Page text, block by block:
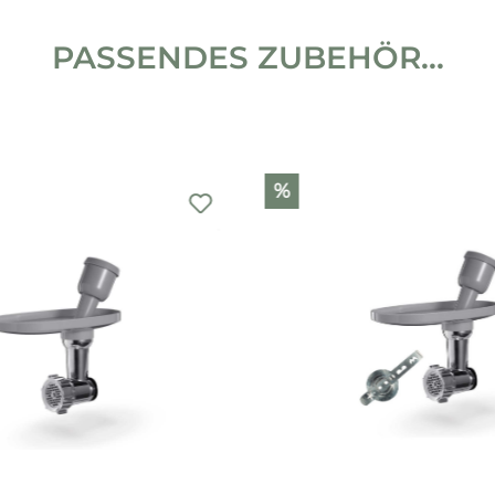
PASSENDES ZUBEHÖR...
%